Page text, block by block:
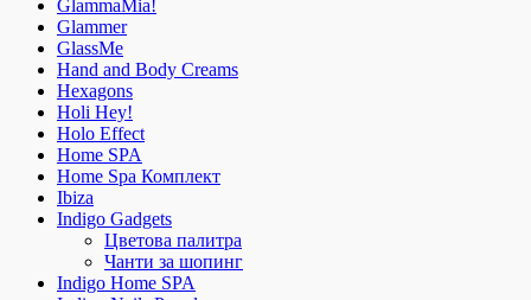
GlammaMia!
Glammer
GlassMe
Hand and Body Creams
Hexagons
Holi Hey!
Holo Effect
Home SPA
Home Spa Комплект
Ibiza
Indigo Gadgets
Цветова палитра
Чанти за шопинг
Indigo Home SPA